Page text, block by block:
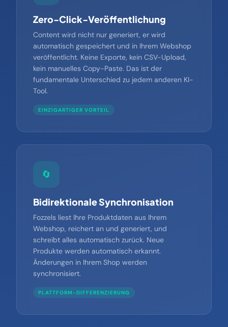
Zero-Click-Veröffentlichung
Content wird nicht nur generiert, er wird
automatisch gespeichert und in Ihrem Webshop
veröffentlicht. Keine Exporte, kein CSV-Upload,
kein manuelles Copy-Paste. Das ist der
fundamentale Unterschied zu jedem anderen KI-
Bidirektionale Synchronisation
Fozzels liest Ihre Produktdaten aus Ihrem
Webshop, reichert an und generiert, und
schreibt alles automatisch zurück. Neue
Produkte werden automatisch erkannt.
Änderungen in Ihrem Shop werden